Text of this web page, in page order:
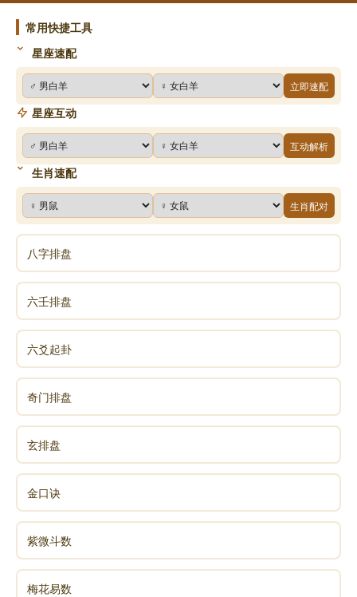
常用快捷工具
星座速配
立即速配
星座互动
互动解析
生肖速配
生肖配对
八字排盘
六壬排盘
六爻起卦
奇门排盘
玄排盘
金口诀
紫微斗数
梅花易数